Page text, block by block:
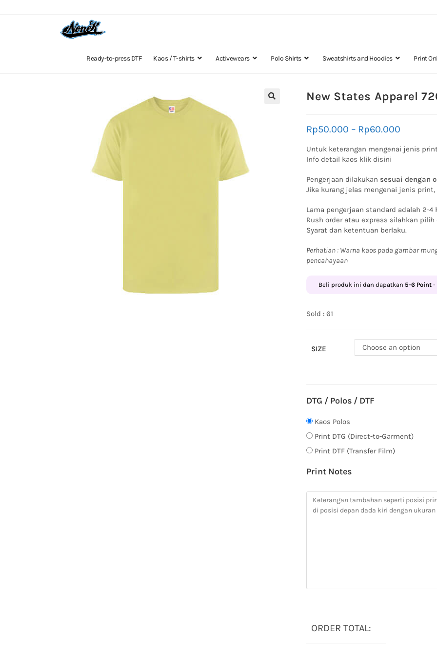
Ready-to-press DTF Kaos / T-shirts Activewears Polo Shirts Sweatshirts and Hoodies Print
New States Apparel
Rp50.000 – Rp60.000
Untuk keterangan mengenai jenis
Info detail kaos klik disini
Pengerjaan dilakukan sesuai dengan
Jika kurang jelas mengenai jenis
Lama pengerjaan standard adalah 2-4
Rush order atau express silahkan pilih
Syarat dan ketentuan berlaku.
Perhatian : Warna kaos pada gambar
pencahayaan
Beli produk ini dan dapatkan 5-6 Point-
Sold : 61
SIZE Choose an option
DTG / Polos / DTF
Kaos Polos
Print DTG (Direct-to-Garment)
Print DTF (Transfer Film)
Print Notes
ORDER TOTAL: